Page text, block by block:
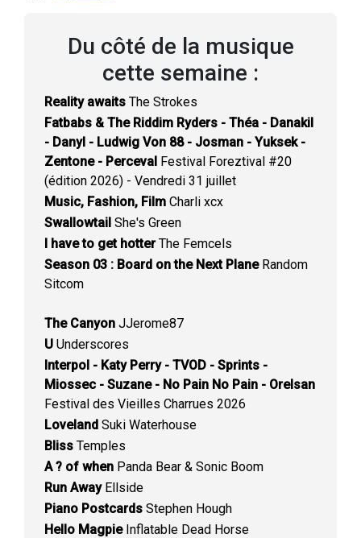
Du côté de la musique
cette semaine :
Reality awaits The Strokes
Fatbabs & The Riddim Ryders - Théa - Danakil
- Danyl - Ludwig Von 88 - Josman - Yuksek -
Zentone - Perceval Festival Foreztival #20
(édition 2026) - Vendredi 31 juillet
Music, Fashion, Film Charli xcx
Swallowtail She's Green
I have to get hotterThe Femcels
Season 03 : Board on the Next PlaneRandom
Sitcom
The Canyon JJerome87
U Underscores
Interpol - Katy Perry - TVOD - Sprints -
Miossec - Suzane - No Pain No Pain - Orelsan
Festival des Vieilles Charrues 2026
Loveland Suki Waterhouse
Bliss Temples
A ? of when Panda Bear & Sonic Boom
Run AwayEllside
Piano Postcards Stephen Hough
Hello MagpieInflatable Dead Horse